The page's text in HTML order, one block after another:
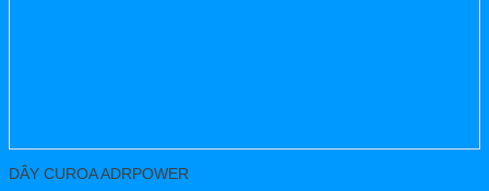
DÂY CUROA ADRPOWER